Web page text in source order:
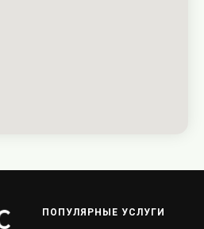
ПОПУЛЯРНЫЕ УСЛУГИ